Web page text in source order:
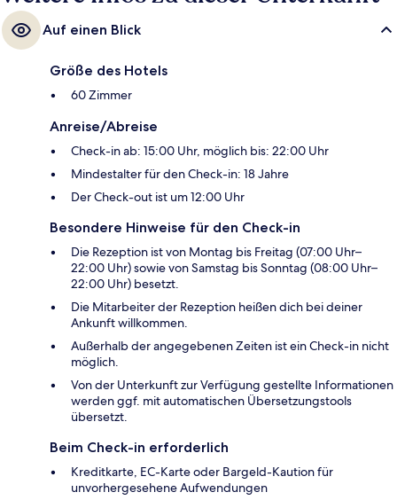
Auf einen Blick
Größe des Hotels
60 Zimmer
Anreise/Abreise
Check-in ab: 15:00 Uhr, möglich bis: 22:00 Uhr
Mindestalter für den Check-in: 18 Jahre
Der Check-out ist um 12:00 Uhr
Besondere Hinweise für den Check-in
Die Rezeption ist von Montag bis Freitag (07:00 Uhr–
22:00 Uhr) sowie von Samstag bis Sonntag (08:00 Uhr–
22:00 Uhr) besetzt.
Die Mitarbeiter der Rezeption heißen dich bei deiner
Ankunft willkommen.
Außerhalb der angegebenen Zeiten ist ein Check-in nicht
möglich.
Von der Unterkunft zur Verfügung gestellte Informationen
werden ggf. mit automatischen Übersetzungstools
übersetzt.
Beim Check-in erforderlich
Kreditkarte, EC-Karte oder Bargeld-Kaution für
unvorhergesehene Aufwendungen